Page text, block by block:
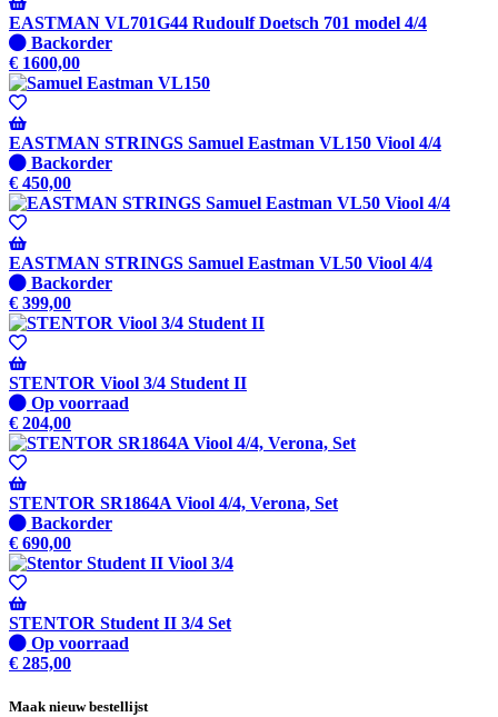
EASTMAN VL701G44 Rudoulf Doetsch 701 model 4/4
Niet
op
voorraad
-
Wordt
verzonden
wanneer
beschikbaar
Backorder
€ 1600,00
EASTMAN STRINGS Samuel Eastman VL150 Viool 4/4
Niet
op
voorraad
-
Wordt
verzonden
wanneer
beschikbaar
Backorder
€ 450,00
EASTMAN STRINGS Samuel Eastman VL50 Viool 4/4
Niet
op
voorraad
-
Wordt
verzonden
wanneer
beschikbaar
Backorder
€ 399,00
STENTOR Viool 3/4 Student II
Op
voorraad
Op voorraad
€ 204,00
STENTOR SR1864A Viool 4/4, Verona, Set
Niet
op
voorraad
-
Wordt
verzonden
wanneer
beschikbaar
Backorder
€ 690,00
STENTOR Student II 3/4 Set
Op
voorraad
Op voorraad
€ 285,00
Maak nieuw bestellijst